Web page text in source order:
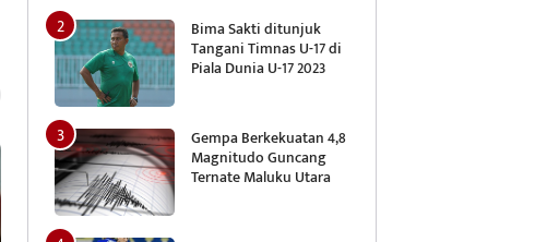
Bima Sakti ditunjuk
Tangani Timnas U-17 di
Piala Dunia U-17 2023
Gempa Berkekuatan 4,8
Magnitudo Guncang
Ternate Maluku Utara